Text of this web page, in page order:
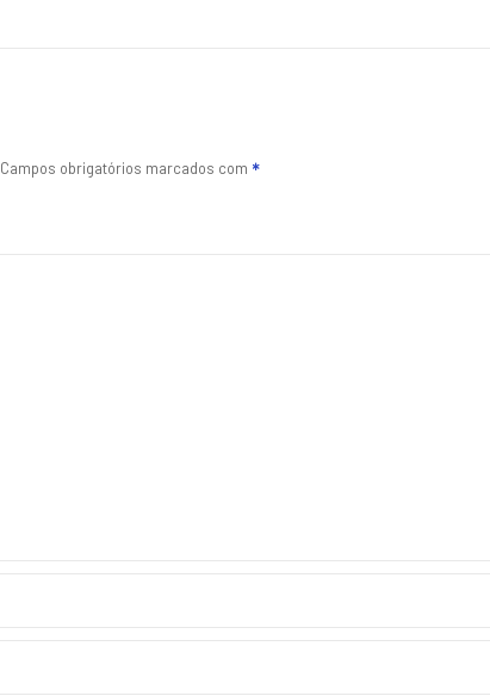
Campos obrigatórios marcados com